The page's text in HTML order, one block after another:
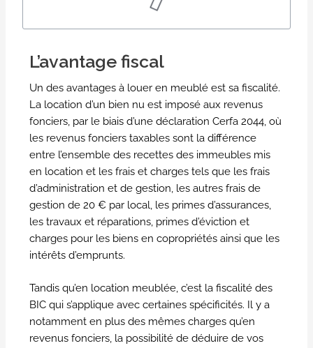
L’avantage fiscal
Un des avantages à louer en meublé est sa fiscalité.
La location d’un bien nu est imposé aux revenus
fonciers, par le biais d’une déclaration Cerfa 2044, où
les revenus fonciers taxables sont la différence
entre l’ensemble des recettes des immeubles mis
en location et les frais et charges tels que les frais
d’administration et de gestion, les autres frais de
gestion de 20 € par local, les primes d’assurances,
les travaux et réparations, primes d’éviction et
charges pour les biens en copropriétés ainsi que les
intérêts d’emprunts.
Tandis qu’en location meublée, c’est la fiscalité des
BIC qui s’applique avec certaines spécificités. Il y a
notamment en plus des mêmes charges qu’en
revenus fonciers, la possibilité de déduire de vos